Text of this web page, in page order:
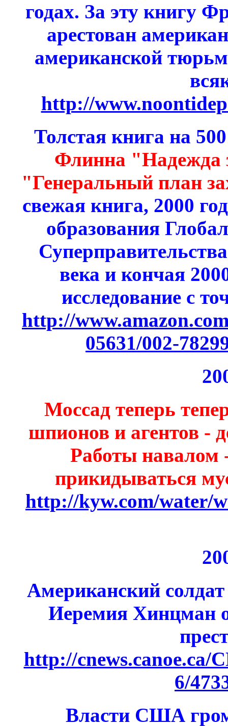
годах. За эту книгу
арестован
американской
http://
Толстая книга на
Флинна "Надежда
"Генеральный план
свежая книга, 2000
образования
века и кончая
исследование с
http://
05631/002-
Моссад теперь
шпионов и агентов -
Работы навалом
прикидываться
http://kyw.com/water/
Американский
Иеремия Хинцман
http://cnews.canoe.ca/
6/
Власти США